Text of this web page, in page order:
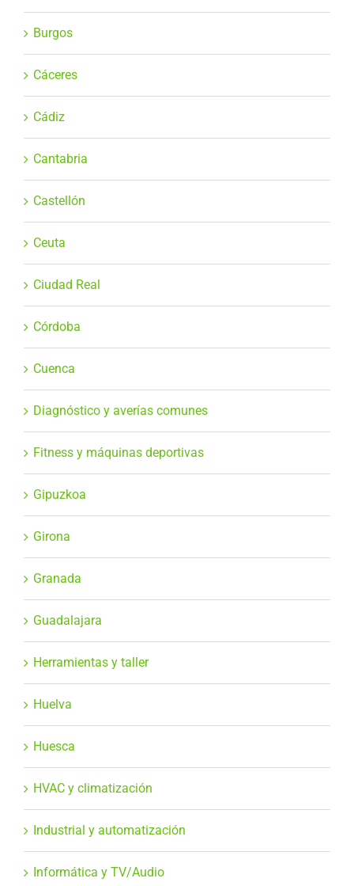
Burgos
Cáceres
Cádiz
Cantabria
Castellón
Ceuta
Ciudad Real
Córdoba
Cuenca
Diagnóstico y averías comunes
Fitness y máquinas deportivas
Gipuzkoa
Girona
Granada
Guadalajara
Herramientas y taller
Huelva
Huesca
HVAC y climatización
Industrial y automatización
Informática y TV/Audio